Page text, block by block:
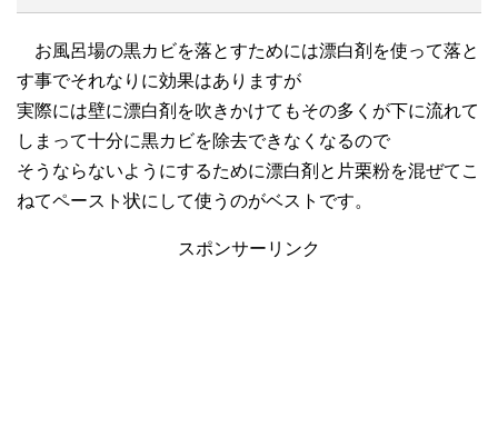
お風呂場の黒カビを落とすためには漂白剤を使って落と
す事でそれなりに効果はありますが
実際には壁に漂白剤を吹きかけてもその多くが下に流れて
しまって十分に黒カビを除去できなくなるので
そうならないようにするために漂白剤と片栗粉を混ぜてこ
ねてペースト状にして使うのがベストです。
スポンサーリンク